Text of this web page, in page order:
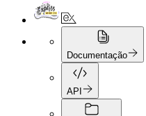
Documentação
API